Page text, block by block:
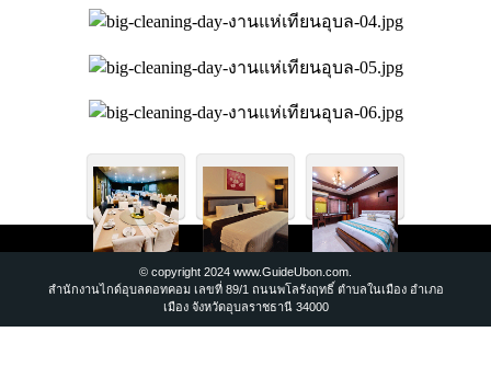
© copyright 2024 www.GuideUbon.com.
สำนักงานไกด์อุบลดอทคอม เลขที่ 89/1 ถนนพโลรังฤทธิ์ ตำบลในเมือง อำเภอ
เมือง จังหวัดอุบลราชธานี 34000